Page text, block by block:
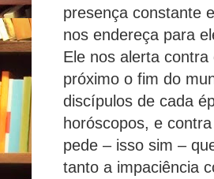
presença constante
nos endereça para
Ele nos alerta
próximo o fim do
discípulos de cada
horóscopos, e
pede – isso sim –
tanto a impaciência